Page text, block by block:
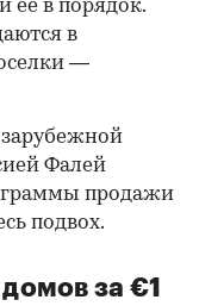
ее в порядок.
в
—
Фалей
продажи
подвох.
за €1